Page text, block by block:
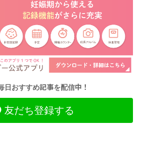
日おすすめ記事を配信中！
友だち登録する